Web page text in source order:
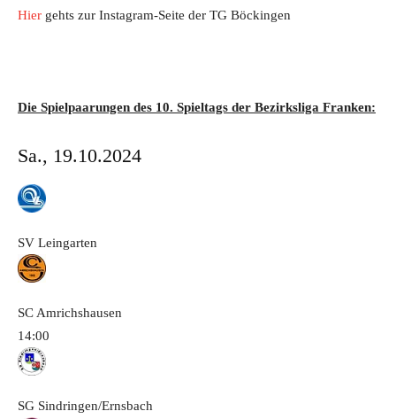
Hier gehts zur Instagram-Seite der TG Böckingen
Die Spielpaarungen des 10. Spieltags der Bezirksliga Franken:
Sa., 19.10.2024
SV Leingarten
SC Amrichshausen
14:00
SG Sindringen/Ernsbach